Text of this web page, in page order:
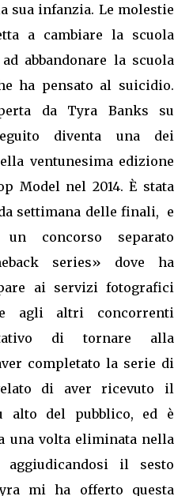
sua infanzia. Le molestie
a cambiare la scuola
abbandonare la scuola
ha pensato al suicidio.
da Tyra Banks su
diventa una dei
ventunesima edizione
Model nel 2014. È stata
settimana delle finali, e
concorso separato
series» dove ha
ai servizi fotografici
agli altri concorrenti
di tornare alla
completato la serie di
di aver ricevuto il
alto del pubblico, ed è
una volta eliminata nella
aggiudicandosi il sesto
mi ha offerto questa